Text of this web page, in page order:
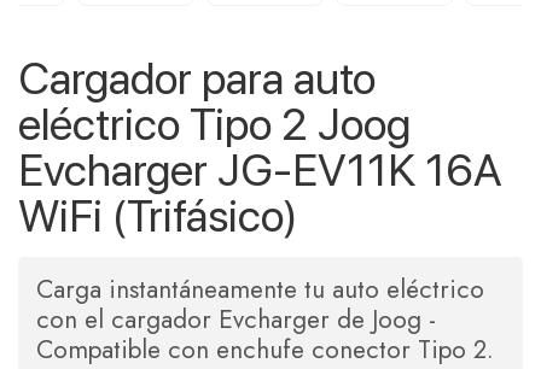
Cargador para auto
eléctrico Tipo 2 Joog
Evcharger JG-EV11K 16A
WiFi (Trifásico)
Carga instantáneamente tu auto eléctrico
con el cargador Evcharger de Joog -
Compatible con enchufe conector Tipo 2.